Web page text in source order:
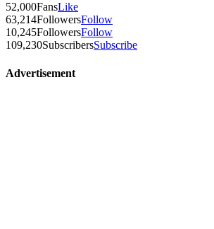
52,000FansLike
63,214FollowersFollow
10,245FollowersFollow
109,230SubscribersSubscribe
Advertisement